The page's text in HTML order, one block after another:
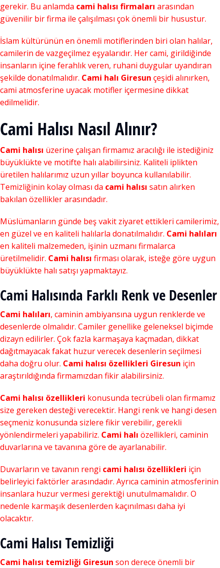
gerekir. Bu anlamda cami halısı firmaları arasından
güvenilir bir firma ile çalışılması çok önemli bir husustur.
İslam kültürünün en önemli motiflerinden biri olan halılar,
camilerin de vazgeçilmez eşyalarıdır. Her cami, girildiğinde
insanların içine ferahlık veren, ruhani duygular uyandıran
şekilde donatılmalıdır. Cami halı Giresun çeşidi alınırken,
cami atmosferine uyacak motifler içermesine dikkat
edilmelidir.
Cami Halısı Nasıl Alınır?
Cami halısı üzerine çalışan firmamız aracılığı ile istediğiniz
büyüklükte ve motifte halı alabilirsiniz. Kaliteli iplikten
üretilen halılarımız uzun yıllar boyunca kullanılabilir.
Temizliğinin kolay olması da cami halısı satın alırken
bakılan özellikler arasındadır.
Müslümanların günde beş vakit ziyaret ettikleri camilerimiz,
en güzel ve en kaliteli halılarla donatılmalıdır. Cami halıları
en kaliteli malzemeden, işinin uzmanı firmalarca
üretilmelidir. Cami halısı firması olarak, isteğe göre uygun
büyüklükte halı satışı yapmaktayız.
Cami Halısında Farklı Renk ve Desenler
Cami halıları, caminin ambiyansına uygun renklerde ve
desenlerde olmalıdır. Camiler genellike geleneksel biçimde
dizayn edilirler. Çok fazla karmaşaya kaçmadan, dikkat
dağıtmayacak fakat huzur verecek desenlerin seçilmesi
daha doğru olur. Cami halısı özellikleri Giresun için
araştırıldığında firmamızdan fikir alabilirsiniz.
Cami halısı özellikleri konusunda tecrübeli olan firmamız
size gereken desteği verecektir. Hangi renk ve hangi desen
seçmeniz konusunda sizlere fikir verebilir, gerekli
yönlendirmeleri yapabiliriz. Cami halı özellikleri, caminin
duvarlarına ve tavanına göre de ayarlanabilir.
Duvarların ve tavanın rengi cami halısı özellikleri için
belirleyici faktörler arasındadır. Ayrıca caminin atmosferinin
insanlara huzur vermesi gerektiği unutulmamalıdır. O
nedenle karmaşık desenlerden kaçınılması daha iyi
olacaktır.
Cami Halısı Temizliği
Cami halısı temizliği Giresun son derece önemli bir